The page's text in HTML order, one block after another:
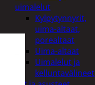
uimalelut
Kylpytynnyrit,
uima-altaat,
porealtaat
Uima-altaat
Uimalelut ja
kelluntavälineet